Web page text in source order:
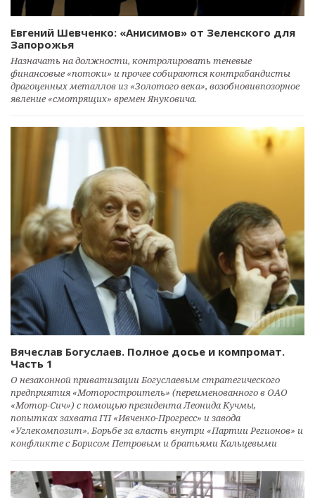
Евгений Шевченко: «Анисимов» от Зеленского для
Запорожья
Назначать на должности, контролировать теневые
финансовые «потоки» и прочее собираются контрабандисты
драгоценных металлов из «Золотого века», возобновивпозорное
явление «смотрящих» времен Януковича.
Вячеслав Богуслаев. Полное досье и компромат.
Часть 1
О незаконной приватизации Богуслаевым стратегического
предприятия «Моторостроитель» (переименованного в ОАО
«Мотор-Сич») с помощью президента Леонида Кучмы,
попытках захвата ГП «Ивченко-Прогресс» и завода
«Углекомпозит». Борьбе за власть внутри «Партии Регионов» и
конфликте с Борисом Петровым и братьями Кальцевыми